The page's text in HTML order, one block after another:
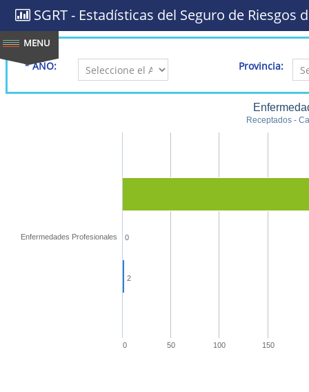
SGRT - Estadísticas del Seguro de Riesgos
* AÑO: Provincia:
Receptados -
2
0
Enfermedades Profesionales
0 50 100 150